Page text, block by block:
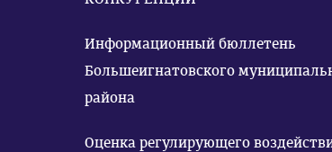
Информационный бюллетень
Большеигнатовского
района
Оценка регулирующего